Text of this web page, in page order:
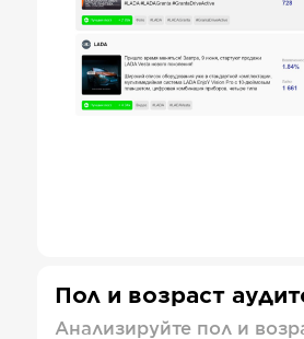
Пол и возраст
Анализируйте пол и